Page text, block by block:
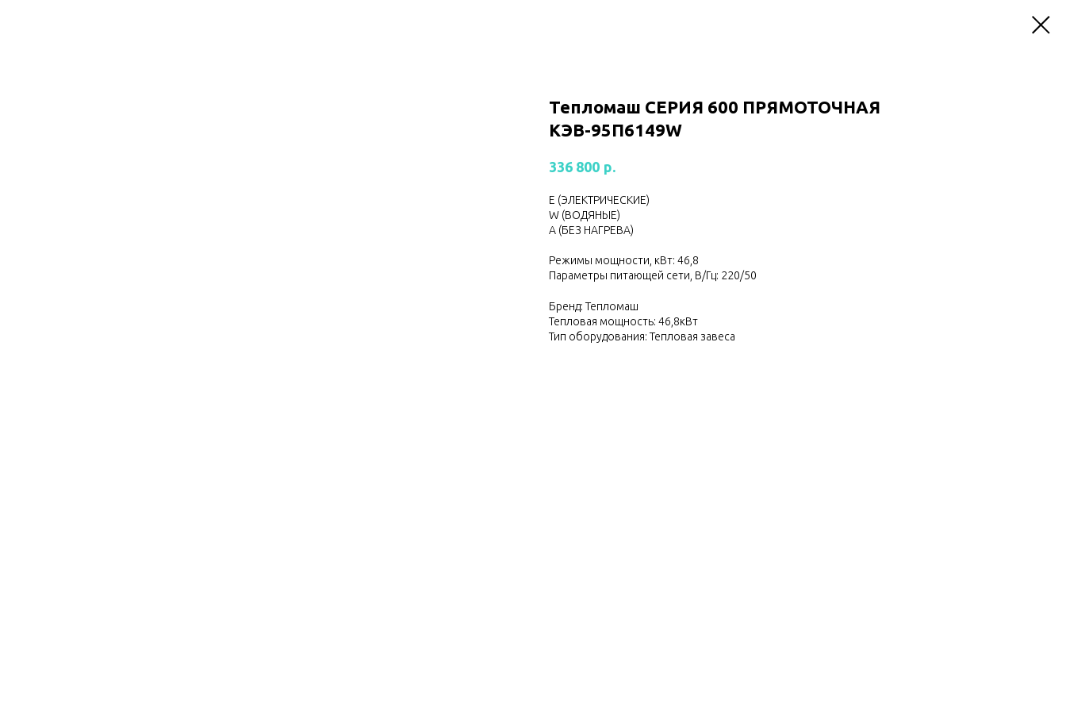
Тепломаш CЕРИЯ 600 ПРЯМОТОЧНАЯ
КЭВ-95П6149W
336 800 р.
Е (ЭЛЕКТРИЧЕСКИЕ)
W (ВОДЯНЫЕ)
А (БЕЗ НАГРЕВА)
Режимы мощности, кВт: 46,8
Параметры питающей сети, В/Гц: 220/50
Бренд: Тепломаш
Тепловая мощность: 46,8кВт
Тип оборудования: Тепловая завеса